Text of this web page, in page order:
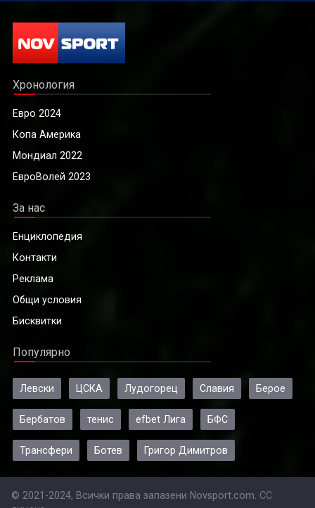
Хронология
Евро 2024
Копа Америка
Мондиал 2022
ЕвроВолей 2023
За нас
Енциклопедия
Контакти
Реклама
Общи условия
Бисквитки
Популярно
Левски ЦСКА Лудогорец Славия Берое
Бербатов тенис efbet Лига БФС
Трансфери Ботев Григор Димитров
© 2021-2024, Всички права запазени Novsport.com. CC